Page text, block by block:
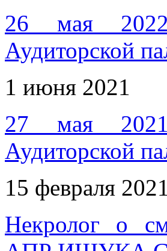
26 мая 2022
Аудиторской
1 июня 2021
27 мая 2021
Аудиторской
15 февраля 2021
Некролог о